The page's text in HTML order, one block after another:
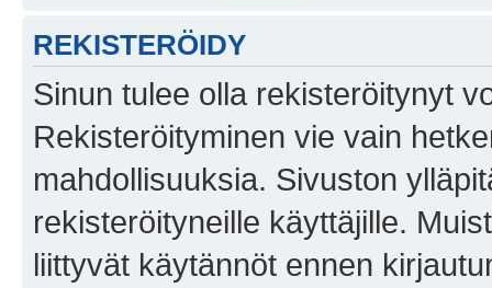
REKISTERÖIDY
Sinun tulee olla rekisteröitynyt
Rekisteröityminen vie vain
mahdollisuuksia. Sivuston
rekisteröityneille käyttäjille.
liittyvät käytännöt ennen